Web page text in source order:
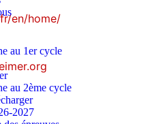
au 1er cycle
au 2ème cycle
2027
en/home/